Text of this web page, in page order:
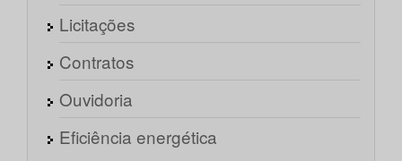
Licitações
Contratos
Ouvidoria
Eficiência energética